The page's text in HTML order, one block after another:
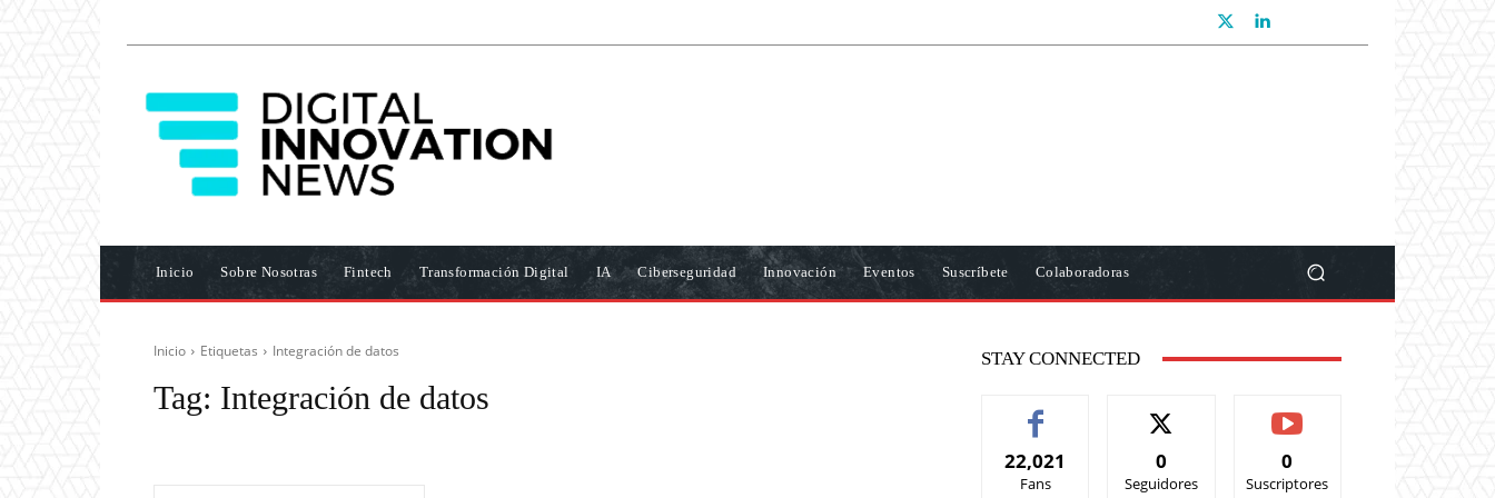
Inicio Sobre Nosotras Fintech Transformación Digital IA Ciberseguridad Innovación Eventos Suscríbete Colaboradoras
Inicio Etiquetas Integración de datos
Tag: Integración de datos
STAY CONNECTED
22,021
Fans
0
Seguidores
0
Suscriptores